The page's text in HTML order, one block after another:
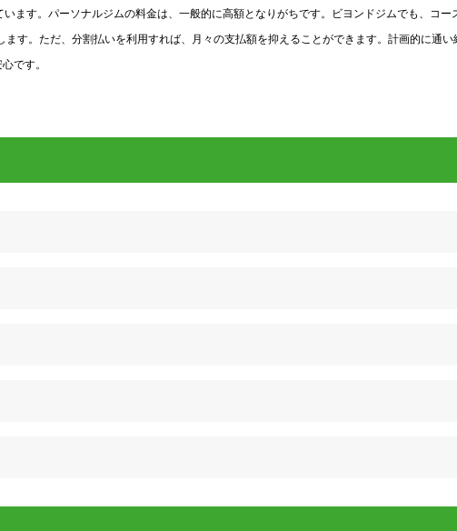
ます。パーソナルジムの料金は、一般的に高額となりがちです。ビヨンドジムでも、コー
す。ただ、分割払いを利用すれば、月々の支払額を抑えることができます。計画的に通い
です。